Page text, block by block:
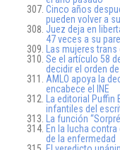
Cinco años
pueden volver a
Juez deja en
47 veces a su
Las mujeres
Se el artículo 58
decidir el orden
AMLO apoya la
encabece el INE
La editorial
infantiles del
La función
En la lucha
de la enfermedad